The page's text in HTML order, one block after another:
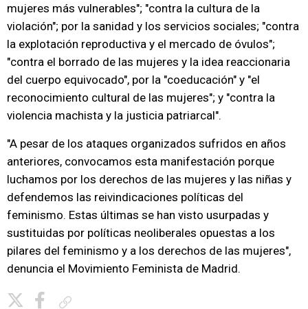
mujeres más vulnerables"; "contra la cultura de la
violación"; por la sanidad y los servicios sociales; "contra
la explotación reproductiva y el mercado de óvulos";
"contra el borrado de las mujeres y la idea reaccionaria
del cuerpo equivocado", por la "coeducación" y "el
reconocimiento cultural de las mujeres"; y "contra la
violencia machista y la justicia patriarcal".
"A pesar de los ataques organizados sufridos en años
anteriores, convocamos esta manifestación porque
luchamos por los derechos de las mujeres y las niñas y
defendemos las reivindicaciones políticas del
feminismo. Estas últimas se han visto usurpadas y
sustituidas por políticas neoliberales opuestas a los
pilares del feminismo y a los derechos de las mujeres",
denuncia el Movimiento Feminista de Madrid.